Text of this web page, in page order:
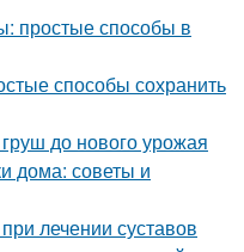
простые способы в
способы сохранить
до нового урожая
дома: советы и
лечении суставов